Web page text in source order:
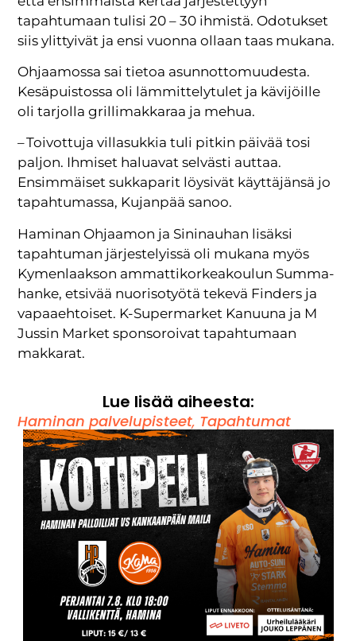
tapahtumaan tulisi 20 – 30 ihmistä. Odotukset
siis ylittyivät ja ensi vuonna ollaan taas mukana.
Ohjaamossa sai tietoa asunnottomuudesta.
Kesäpuistossa oli lämmittelytulet ja kävijöille
oli tarjolla grillimakkaraa ja mehua.
– Toivottuja villasukkia tuli pitkin päivää tosi
paljon. Ihmiset haluavat selvästi auttaa.
Ensimmäiset sukkaparit löysivät käyttäjänsä jo
tapahtumassa, Kujanpää sanoo.
Haminan Ohjaamon ja Sininauhan lisäksi
tapahtuman järjestelyissä oli mukana myös
Kymenlaakson ammattikorkeakoulun Summa-
hanke, etsivää nuorisotyötä tekevä Finders ja
vapaaehtoiset. K-Supermarket Kanuuna ja M
Jussin Market sponsoroivat tapahtumaan
makkarat.
Lue lisää aiheesta:
Haminan palvelupisteet, Tapahtumat